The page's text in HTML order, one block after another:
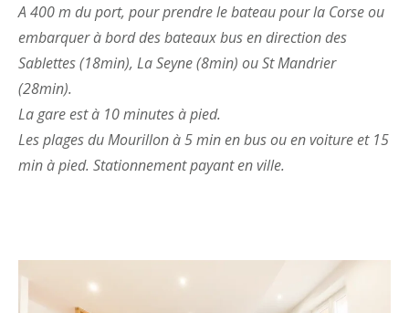
A 400 m du port, pour prendre le bateau pour la Corse ou
embarquer à bord des bateaux bus en direction des
Sablettes (18min), La Seyne (8min) ou St Mandrier
(28min).
La gare est à 10 minutes à pied.
Les plages du Mourillon à 5 min en bus ou en voiture et 15
min à pied. Stationnement payant en ville.